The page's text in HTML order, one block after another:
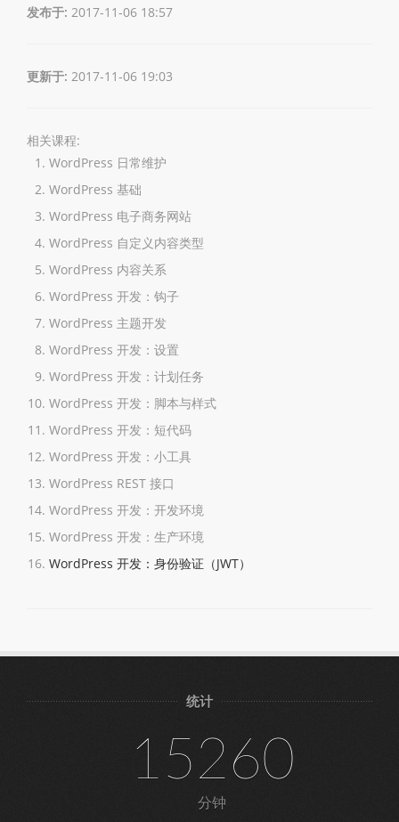
发布于: 2017-11-06 18:57
更新于: 2017-11-06 19:03
相关课程:
WordPress 日常维护
WordPress 基础
WordPress 电子商务网站
WordPress 自定义内容类型
WordPress 内容关系
WordPress 开发：钩子
WordPress 主题开发
WordPress 开发：设置
WordPress 开发：计划任务
WordPress 开发：脚本与样式
WordPress 开发：短代码
WordPress 开发：小工具
WordPress REST 接口
WordPress 开发：开发环境
WordPress 开发：生产环境
WordPress 开发：身份验证（JWT）
统计
15260
分钟